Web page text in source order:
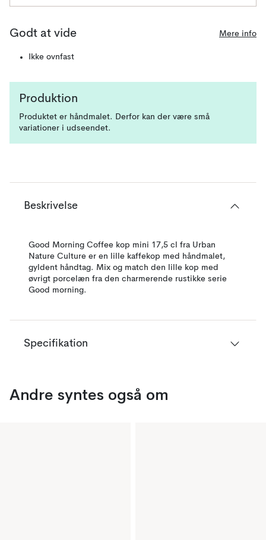
Godt at vide Mere info
Ikke ovnfast
Produktion
Produktet er håndmalet. Derfor kan der være små
variationer i udseendet.
Beskrivelse
Good Morning Coffee kop mini 17,5 cl fra Urban
Nature Culture er en lille kaffekop med håndmalet,
gyldent håndtag. Mix og match den lille kop med
øvrigt porcelæn fra den charmerende rustikke serie
Good morning.
Specifikation
Andre syntes også om